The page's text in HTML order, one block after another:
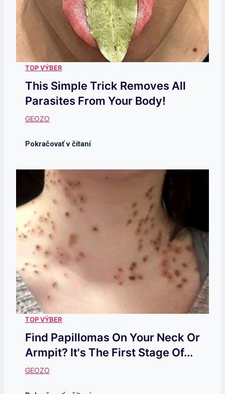
This Simple Trick Removes All
Parasites From Your Body!
Find Papillomas On Your Neck Or
Armpit? It's The First Stage Of...